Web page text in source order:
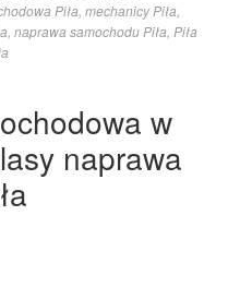
Piła mechanicy Piła
naprawa samochodu Piła Piła
w
naprawa